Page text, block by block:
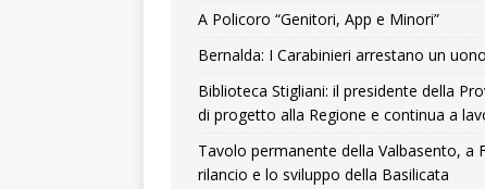
A Policoro “Genitori, App e Minori”
Bernalda: I Carabinieri arrestano un
Biblioteca Stigliani: il presidente della
di progetto alla Regione e continua a
Tavolo permanente della Valbasento,
rilancio e lo sviluppo della Basilicata